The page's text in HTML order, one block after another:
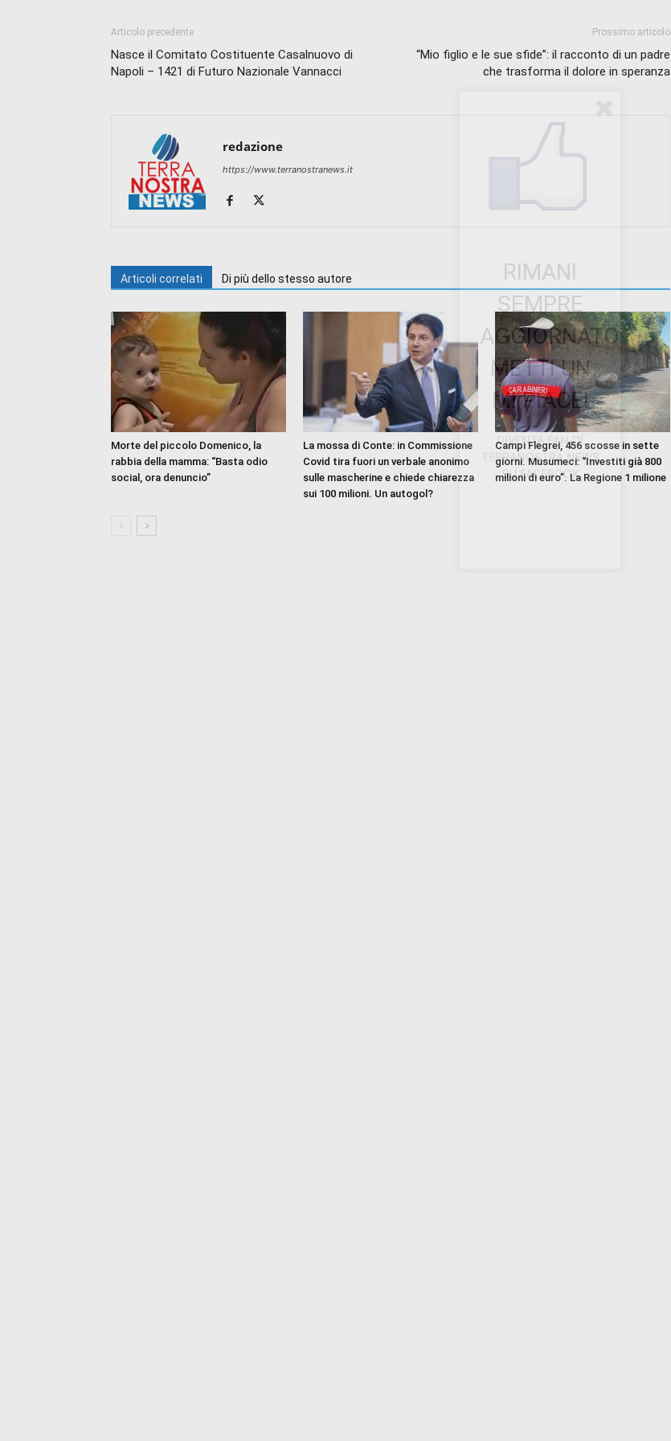
Articolo precedente
Nasce il Comitato Costituente Casalnuovo di
Napoli – 1421 di Futuro Nazionale Vannacci
Prossimo articolo
“Mio figlio e le sue sfide”: il racconto di un padre
che trasforma il dolore in speranza
redazione
https://www.terranostranews.it
Articoli correlati Di più dello stesso autore
Morte del piccolo Domenico, la
rabbia della mamma: “Basta odio
social, ora denuncio”
La mossa di Conte: in Commissione
Covid tira fuori un verbale anonimo
sulle mascherine e chiede chiarezza
sui 100 milioni. Un autogol?
Campi Flegrei, 456 scosse in sette
giorni. Musumeci: “Investiti già 800
milioni di euro”. La Regione 1 milione
RIMANI
SEMPRE
AGGIORNATO.
METTI UN
MI PIACE!
DIVENTA FAN DI
TERRANOSTRA NEWS
SU FACEBOOK